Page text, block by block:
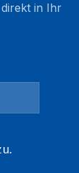
in Ihr